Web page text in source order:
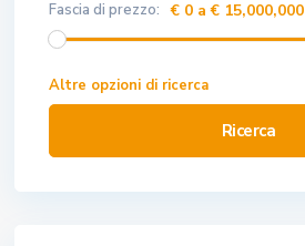
Fascia di prezzo: € 0 a € 15,000,000
Altre opzioni di ricerca
Ricerca